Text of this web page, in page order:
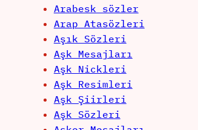
Arabesk sözler
Arap Atasözleri
Aşık Sözleri
Aşk Mesajları
Aşk Nickleri
Aşk Resimleri
Aşk Şiirleri
Aşk Sözleri